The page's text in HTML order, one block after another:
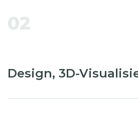
02
Design, 3D-